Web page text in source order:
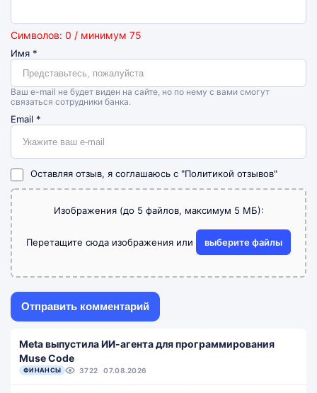
Символов: 0 / минимум 75
Имя *
Ваш e-mail не будет виден на сайте, но по нему с вами смогут
связаться сотрудники банка.
Email *
Оставляя отзыв, я соглашаюсь с "Политикой отзывов"
Изображения (до 5 файлов, максимум 5 МБ):
Перетащите сюда изображения или выберите файлы
Meta выпустила ИИ-агента для программирования
Muse Code
ФИНАНСЫ 3722 07.08.2026